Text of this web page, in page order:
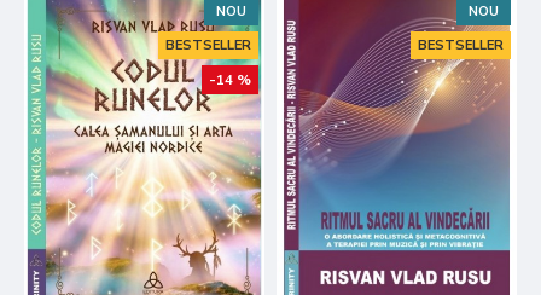
NOU
BESTSELLER
-14 %
NOU
BESTSELLER